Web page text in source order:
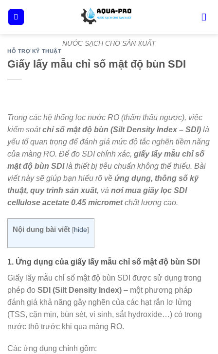
NƯỚC SẠCH CHO SẢN XUẤT
HỖ TRỢ KỸ THUẬT
Giấy lấy mẫu chỉ số mật độ bùn SDI
Trong các hệ thống lọc nước RO (thẩm thấu ngược), việc
kiểm soátchỉ số mật độ bùn (Silt Density Index – SDI) là
yếu tố quan trọng để đánh giá mức độ tắc nghẽn tiềm năng
của màng RO. Để đo SDI chính xác, giấy lấy mẫu chỉ số
mật độ bùn SDIlà thiết bị tiêu chuẩn không thể thiếu. Bài
viết này sẽ giúp bạn hiểu rõ về ứng dụng, thông số kỹ
thuật, quy trình sản xuất, và nơi mua giấy lọc SDI
cellulose acetate 0.45 micrometchất lượng cao.
Nội dung bài viết [hide]
1. Ứng dụng của giấy lấy mẫu chỉ số mật độ bùn SDI
Giấy lấy mẫu chỉ số mật độ bùn SDI được sử dụng trong
phép đo SDI (Silt Density Index) – một phương pháp
đánh giá khả năng gây nghẽn của các hạt rắn lơ lửng
(TSS, cặn mịn, bùn sét, vi sinh, sắt hydroxide…) có trong
nước thô trước khi qua màng RO.
Các ứng dụng chính gồm: